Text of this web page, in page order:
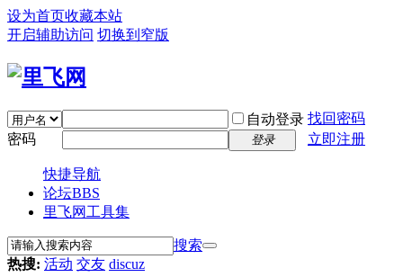
设为首页收藏本站
开启辅助访问 切换到窄版
自动登录 找回密码
密码
登录 立即注册
快捷导航
论坛BBS
里飞网工具集
搜索
热搜: 活动 交友 discuz